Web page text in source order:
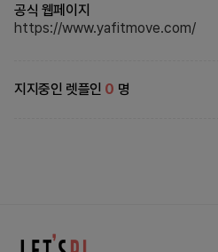
공식 웹페이지
https://www.yafitmove.com/
지지중인 렛플인 0 명